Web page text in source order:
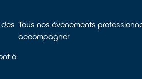
à
Tous nos événements
accompagner